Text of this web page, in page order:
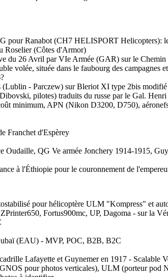
pour Ranabot (CH7 HELISPORT Helicopters):
Roselier (Côtes d'Armor)
du 26 Avril par VIe Armée (GAR) sur le Chemin
volée, située dans le faubourg des campagnes
(Lublin - Parczew) sur Bleriot XI type 2bis
pilotes) traduits du russe par le Gal.
minimum, APN (Nikon D3200, D750),
Franchet d'Espèrey
QG Ve armée Jonchery 1914-1915,
à l'Éthiopie pour le couronnement de
pour hélicoptère ULM "Kompress" et
Fortus900mc, UP, Dagoma - sur la
(EAU) - MVP, POC, B2B, B2C
Lafayette et Guynemer en 1917 - Scalable
pour photos verticales), ULM (porteur pod